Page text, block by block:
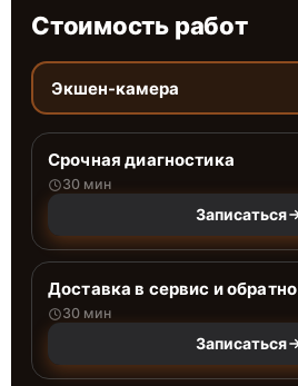
Стоимость работ
Экшен-камера
Срочная диагностика
30 мин
Записаться
Доставка в сервис и обратно
30 мин
Записаться